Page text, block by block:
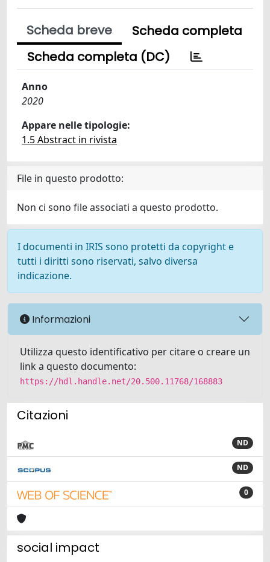
Scheda breve
Scheda completa
Scheda completa (DC)
Anno
2020
Appare nelle tipologie:
1.5 Abstract in rivista
File in questo prodotto:
Non ci sono file associati a questo prodotto.
I documenti in IRIS sono protetti da copyright e
tutti i diritti sono riservati, salvo diversa
indicazione.
Informazioni
Utilizza questo identificativo per citare o creare un
link a questo documento:
https://hdl.handle.net/20.500.11768/168883
Citazioni
ND
ND
0
social impact